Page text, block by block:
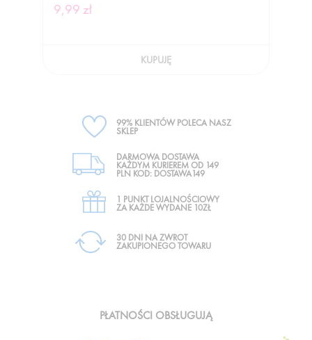
9,99 zł
KUPUJĘ
99% KLIENTÓW POLECA NASZ
SKLEP
DARMOWA DOSTAWA
KAŻDYM KURIEREM OD 149
PLN KOD: DOSTAWA149
1 PUNKT LOJALNOŚCIOWY
ZA KAŻDE WYDANE 10ZŁ
30 DNI NA ZWROT
ZAKUPIONEGO TOWARU
PŁATNOŚCI OBSŁUGUJĄ